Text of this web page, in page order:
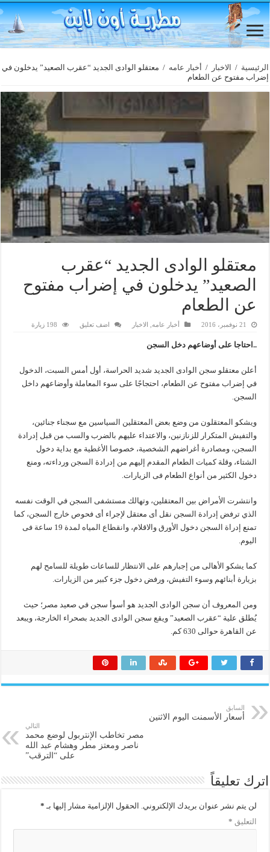
الرئيسية / الاخبار / أخبار عامه / معتقلو الوادى الجديد “عقرب الصعيد” يدخلون في
إضراب مفتوح عن الطعام
معتقلو الوادى الجديد “عقرب
الصعيد” يدخلون في إضراب مفتوح
عن الطعام
21 نوفمبر، 2016 أخبار عامه الاخبار اضف تعليق 198 زيارة
..احتاجا على أوضاعهم دخل السجن
أعلن معتقلو سجن الوادى الجديد شديد الحراسة، أول أمس السبت، الدخول
في إضراب مفتوح عن الطعام، احتجاجًا على سوء المعاملة وأوضاعهم داخل
السجن.
ويشكو المعتقلون من وضع بعض المعتقلين السياسين مع سجناء جنائين،
والتفيش المتكرار للزنازنين، والاعتداء عليهم بالضرب والسب من قبل إدرادة
السجن، ومصادرة أغراضهم الشخصية، خصوصا الأغطية مع بداية دخول
الشتاء، وقلة كميات الطعام المقدم إليهم من إدرادة السجن ورداءته، ومنع
دخول الكثير من أنواع الطعام فى الزيارات.
وانتشرت الأمراض بين المعتقلين، وتهالك مستشفى السجن في الوقت نفسه
الذي ترفض إدرادة السجن نقل أى معتقل لإجراء أى فحوص خارج السجن، كما
تمنع إدراة السجن دخول الأورق والاقلام، وانقطاع المياه لمدة 19 ساعة فى
اليوم.
كما يشكو الأهالى من إجبارهم على الانتظار للساعات طويلة للسامح لهم
بزيارة أبنائهم وسوء التفيش، ورفض دخول جزء كبير من الزيارات.
ومن المعروف أن سجن الوادى الجديد هو أسوأ سجن في صعيد مصر؛ حيث
يُطلق علية “عقرب الصعيد” ويقع سجن الوادى الجديد بصحراء الخارجة، ويبعد
عن القاهرة حوالى 630 كم.
السابق
أسعار الأسمنت اليوم الاثنين
التالي
مصر تخاطب الإنتربول لوضع محمد
ناصر ومعتز مطر وهشام عبد الله
على “الترقب”
اترك تعليقاً
لن يتم نشر عنوان بريدك الإلكتروني. الحقول الإلزامية مشار إليها بـ *
التعليق *